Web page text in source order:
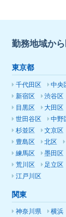
勤務地域か
東京都
千代田区 中央
新宿区
渋谷区
目黒区
大田区
世田谷区
中野
杉並区
文京区
豊島区
北区
練馬区
墨田区
荒川区
足立区
江戸川区
関東
神奈川県 横浜